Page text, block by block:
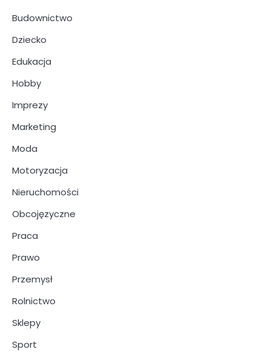
Budownictwo
Dziecko
Edukacja
Hobby
Imprezy
Marketing
Moda
Motoryzacja
Nieruchomości
Obcojęzyczne
Praca
Prawo
Przemysł
Rolnictwo
Sklepy
Sport